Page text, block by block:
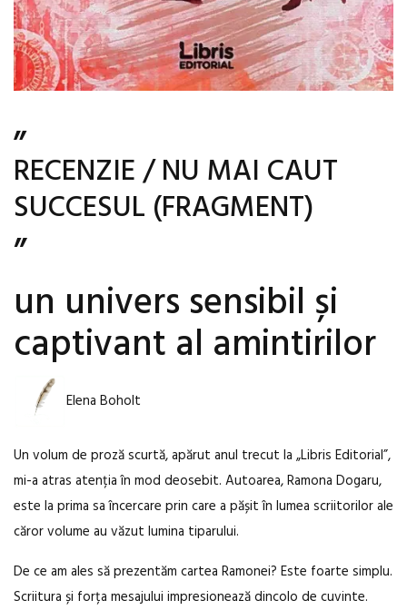
„
RECENZIE / NU MAI CAUT
SUCCESUL (FRAGMENT)
”
un univers sensibil și
captivant al amintirilor
Elena Boholt
Un volum de proză scurtă, apărut anul trecut la „Libris Editorial”,
mi-a atras atenția în mod deosebit. Autoarea, Ramona Dogaru,
este la prima sa încercare prin care a pășit în lumea scriitorilor ale
căror volume au văzut lumina tiparului.
De ce am ales să prezentăm cartea Ramonei? Este foarte simplu.
Scriitura și forța mesajului impresionează dincolo de cuvinte.